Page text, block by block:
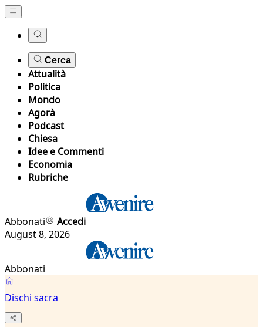
Cerca
Attualità
Politica
Mondo
Agorà
Podcast
Chiesa
Idee e Commenti
Economia
Rubriche
Abbonati
Accedi
August 8, 2026
Abbonati
Dischi sacra